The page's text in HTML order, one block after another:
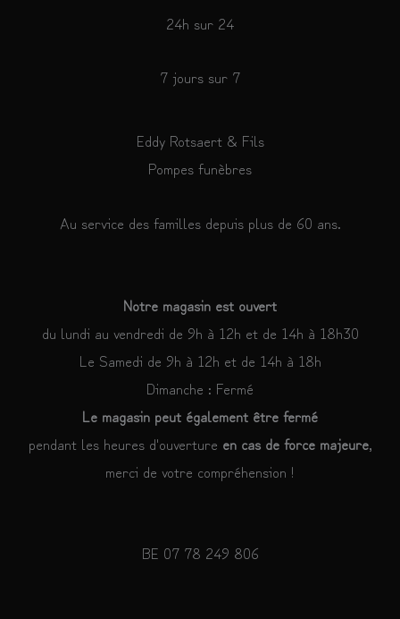
24h sur 24
7 jours sur 7
Eddy Rotsaert & Fils
Pompes funèbres
Au service des familles depuis plus de 60 ans.
Notre magasin est ouvert
du lundi au vendredi de 9h à 12h et de 14h à 18h30
Le Samedi de 9h à 12h et de 14h à 18h
Dimanche : Fermé
Le magasin peut également être fermé
pendant les heures d'ouverture en cas de force majeure,
merci de votre compréhension !
BE 07 78 249 806